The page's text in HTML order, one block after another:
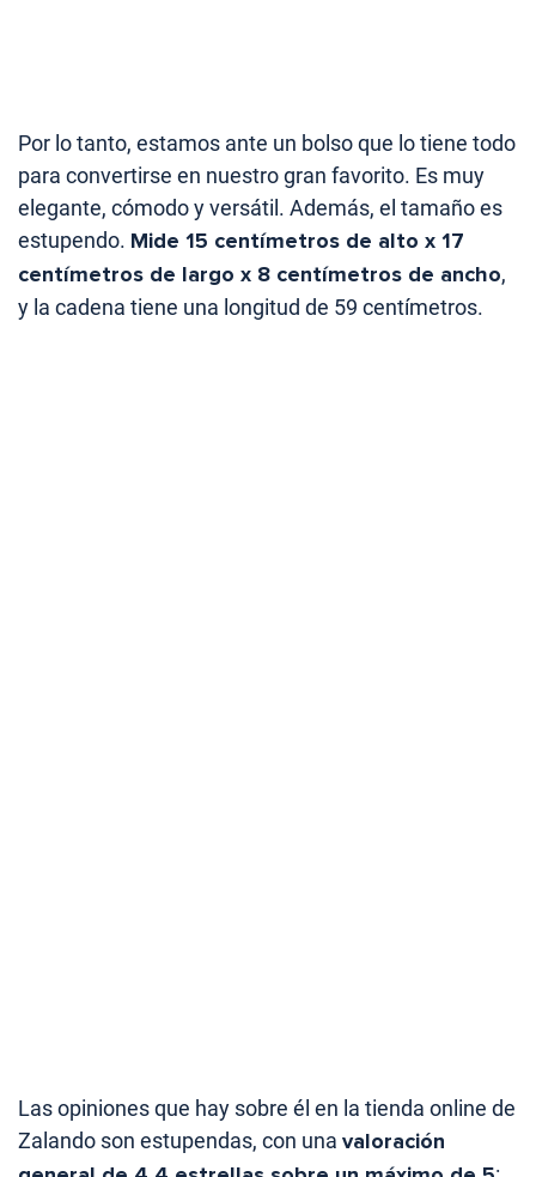
Por lo tanto, estamos ante un bolso que lo tiene todo
para convertirse en nuestro gran favorito. Es muy
elegante, cómodo y versátil. Además, el tamaño es
estupendo. Mide 15 centímetros de alto x 17
centímetros de largo x 8 centímetros de ancho,
y la cadena tiene una longitud de 59 centímetros.
Las opiniones que hay sobre él en la tienda online de
Zalando son estupendas, con una valoración